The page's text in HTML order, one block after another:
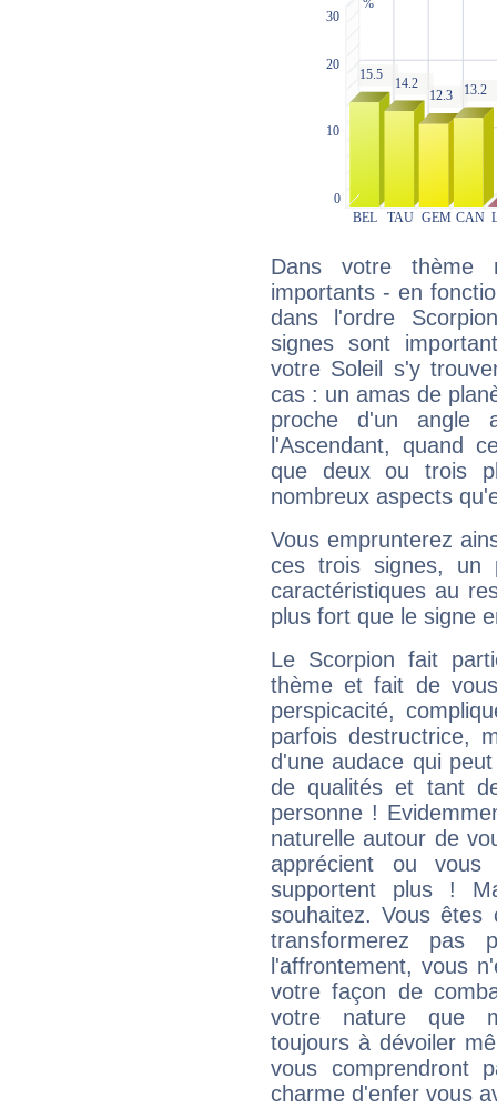
Dans votre thème
importants - en
dans l'ordre
signes sont
votre Soleil s'y
cas : un amas de
proche d'un
l'Ascendant, quand
que deux ou trois
nombreux aspects
Vous emprunterez
ces trois signes, un
caractéristiques au
plus fort que le signe
Le Scorpion fait
thème et fait de
perspicacité,
parfois destructrice,
d'une audace qui
de qualités et tant
personne !
naturelle autour de
apprécient ou
supportent plus !
souhaitez. Vous
transformerez pas
l'affrontement, vous
votre façon de
votre nature que
toujours à dévoiler
vous comprendront
charme d'enfer vous